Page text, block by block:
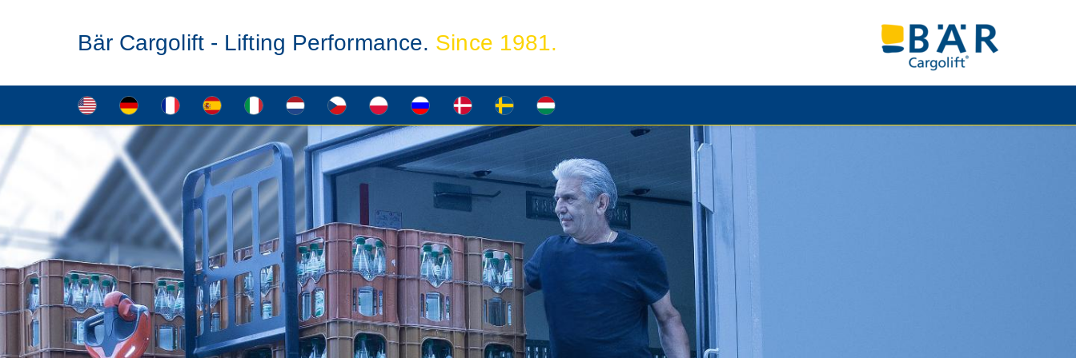
Bär Cargolift - Lifting Performance. Since 1981.